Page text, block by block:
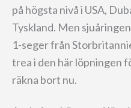
på högsta nivå i USA,
Tyskland. Men
1-seger från
trea i den här löpningen
räkna bort nu.